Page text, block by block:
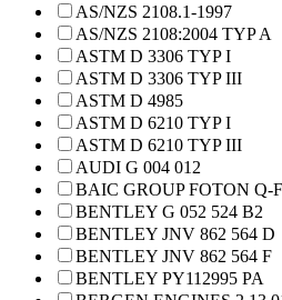
AS/NZS 2108.1-1997
AS/NZS 2108:2004 TYP A
ASTM D 3306 TYP I
ASTM D 3306 TYP III
ASTM D 4985
ASTM D 6210 TYP I
ASTM D 6210 TYP III
AUDI G 004 012
BAIC GROUP FOTON Q-
BENTLEY G 052 524 B2
BENTLEY JNV 862 564 D
BENTLEY JNV 862 564 F
BENTLEY PY112995 PA